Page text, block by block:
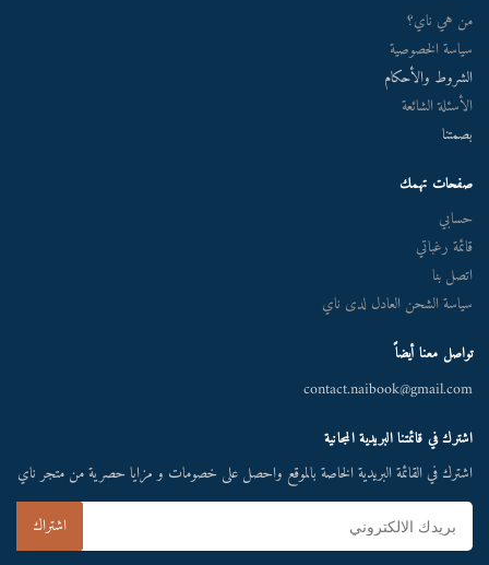
من هي ناي؟
سياسة الخصوصية
الشروط والأحكام
الأسئلة الشائعة
بصمتنا
صفحات تهمك
حسابي
قائمة رغباتي
اتصل بنا
سياسة الشحن العادل لدى ناي
تواصل معنا أيضاً
contact.naibook@gmail.com
اشترك في قائمتنا البريدية المجانية
اشترك في القائمة البريدية الخاصة بالموقع واحصل على خصومات و مزايا حصرية من متجر ناي